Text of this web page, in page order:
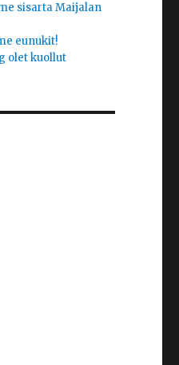
sisarta Maijalan
eunukit!
olet kuollut